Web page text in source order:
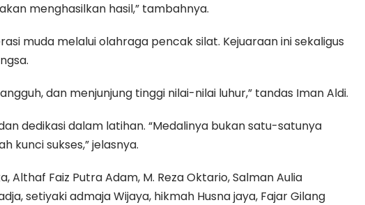
menghasilkan hasil,” tambahnya.
muda melalui olahraga pencak silat. Kejuaraan ini sekaligus
dan menjunjung tinggi nilai-nilai luhur,” tandas Iman Aldi.
dedikasi dalam latihan. “Medalinya bukan satu-satunya
sukses,” jelasnya.
Althaf Faiz Putra Adam, M. Reza Oktario, Salman Aulia
setiyaki admaja Wijaya, hikmah Husna jaya, Fajar Gilang